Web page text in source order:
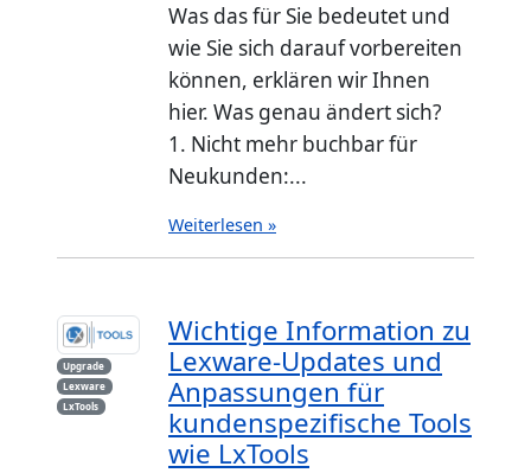
Was das für Sie bedeutet und
wie Sie sich darauf vorbereiten
können, erklären wir Ihnen
hier. Was genau ändert sich?
1. Nicht mehr buchbar für
Neukunden:...
Weiterlesen »
Upgrade
Lexware
LxTools
Wichtige Information zu
Lexware-Updates und
Anpassungen für
kundenspezifische Tools
wie LxTools